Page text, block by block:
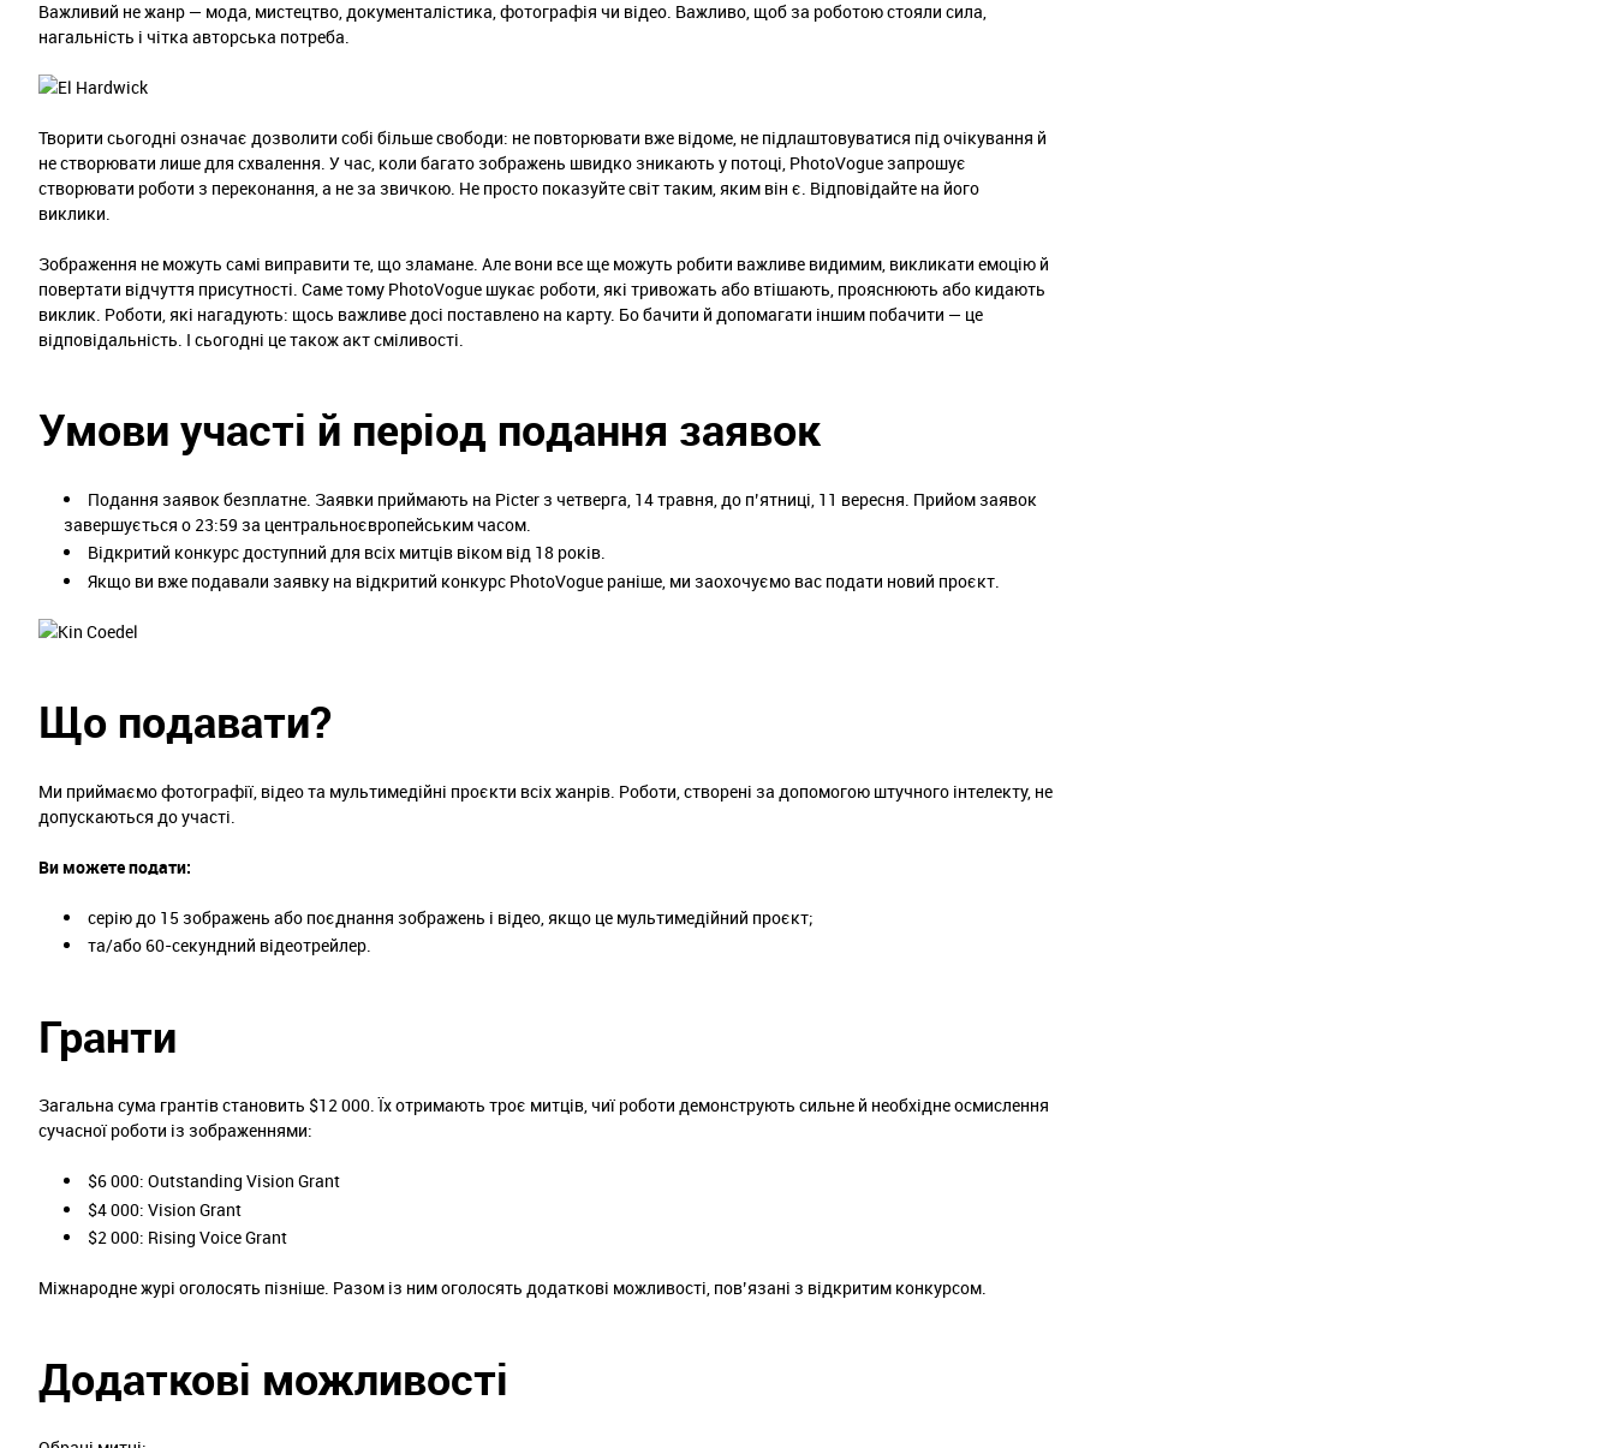
Важливий не жанр — мода, мистецтво, документалістика, фотографія чи відео. Важливо, щоб за роботою стояли сила,
нагальність і чітка авторська потреба.
Творити сьогодні означає дозволити собі більше свободи: не повторювати вже відоме, не підлаштовуватися під очікування й
не створювати лише для схвалення. У час, коли багато зображень швидко зникають у потоці, PhotoVogue запрошує
створювати роботи з переконання, а не за звичкою. Не просто показуйте світ таким, яким він є. Відповідайте на його
виклики.
Зображення не можуть самі виправити те, що зламане. Але вони все ще можуть робити важливе видимим, викликати емоцію й
повертати відчуття присутності. Саме тому PhotoVogue шукає роботи, які тривожать або втішають, прояснюють або кидають
виклик. Роботи, які нагадують: щось важливе досі поставлено на карту. Бо бачити й допомагати іншим побачити — це
відповідальність. І сьогодні це також акт сміливості.
Умови участі й період подання заявок
Подання заявок безплатне. Заявки приймають на Picter з четверга, 14 травня, до п’ятниці, 11 вересня. Прийом заявок
завершується о 23:59 за центральноєвропейським часом.
Відкритий конкурс доступний для всіх митців віком від 18 років.
Якщо ви вже подавали заявку на відкритий конкурс PhotoVogue раніше, ми заохочуємо вас подати новий проєкт.
Що подавати?
Ми приймаємо фотографії, відео та мультимедійні проєкти всіх жанрів. Роботи, створені за допомогою штучного інтелекту, не
допускаються до участі.
Ви можете подати:
серію до 15 зображень або поєднання зображень і відео, якщо це мультимедійний проєкт;
та/або 60-секундний відеотрейлер.
Гранти
Загальна сума грантів становить $12 000. Їх отримають троє митців, чиї роботи демонструють сильне й необхідне осмислення
сучасної роботи із зображеннями:
$6 000: Outstanding Vision Grant
$4 000: Vision Grant
$2 000: Rising Voice Grant
Міжнародне журі оголосять пізніше. Разом із ним оголосять додаткові можливості, пов’язані з відкритим конкурсом.
Додаткові можливості